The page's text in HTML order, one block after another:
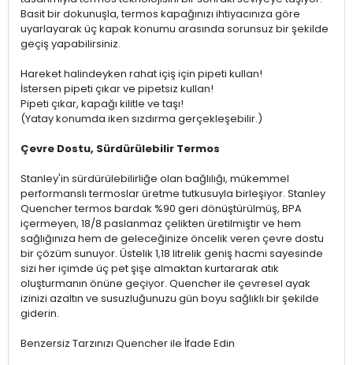
Basit bir dokunuşla, termos kapağınızı ihtiyacınıza göre
uyarlayarak üç kapak konumu arasında sorunsuz bir şekilde
geçiş yapabilirsiniz.
Hareket halindeyken rahat içiş için pipeti kullan!
İstersen pipeti çıkar ve pipetsiz kullan!
Pipeti çıkar, kapağı kilitle ve taşı!
(Yatay konumda iken sızdırma gerçekleşebilir.)
Çevre Dostu, Sürdürülebilir Termos
Stanley'in sürdürülebilirliğe olan bağlılığı, mükemmel
performanslı termoslar üretme tutkusuyla birleşiyor. Stanley
Quencher termos bardak %90 geri dönüştürülmüş, BPA
içermeyen, 18/8 paslanmaz çelikten üretilmiştir ve hem
sağlığınıza hem de geleceğinize öncelik veren çevre dostu
bir çözüm sunuyor. Üstelik 1,18 litrelik geniş hacmi sayesinde
sizi her içimde üç pet şişe almaktan kurtararak atık
oluşturmanın önüne geçiyor. Quencher ile çevresel ayak
izinizi azaltın ve susuzluğunuzu gün boyu sağlıklı bir şekilde
giderin.
Benzersiz Tarzınızı Quencher ile İfade Edin